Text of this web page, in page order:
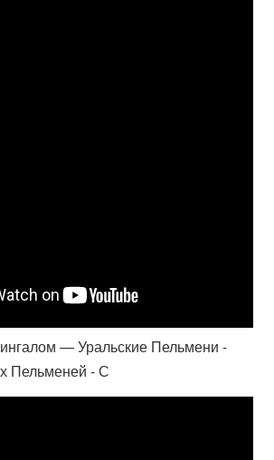
— Уральские Пельмени -
Пельменей - С